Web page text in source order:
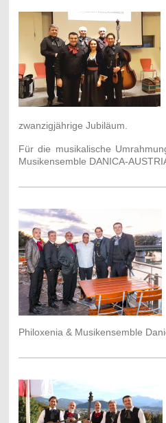
zwanzigjährige Jubiläum.
Für die musikalische
Musikensemble DANICA-
Philoxenia & Musikensemble